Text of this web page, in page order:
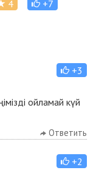
4 +7
+3
ойламай күй
Ответить
+2